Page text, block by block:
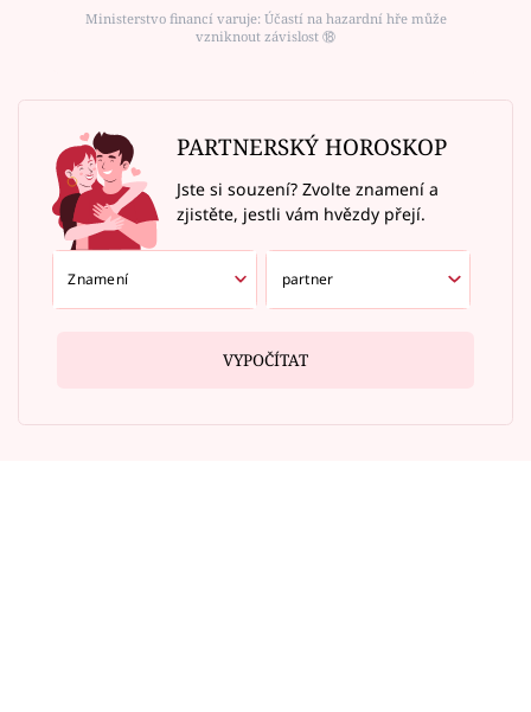
Ministerstvo financí varuje: Účastí na hazardní hře může
vzniknout závislost ⑱
PARTNERSKÝ HOROSKOP
Jste si souzení? Zvolte znamení a
zjistěte, jestli vám hvězdy přejí.
VYPOČÍTAT